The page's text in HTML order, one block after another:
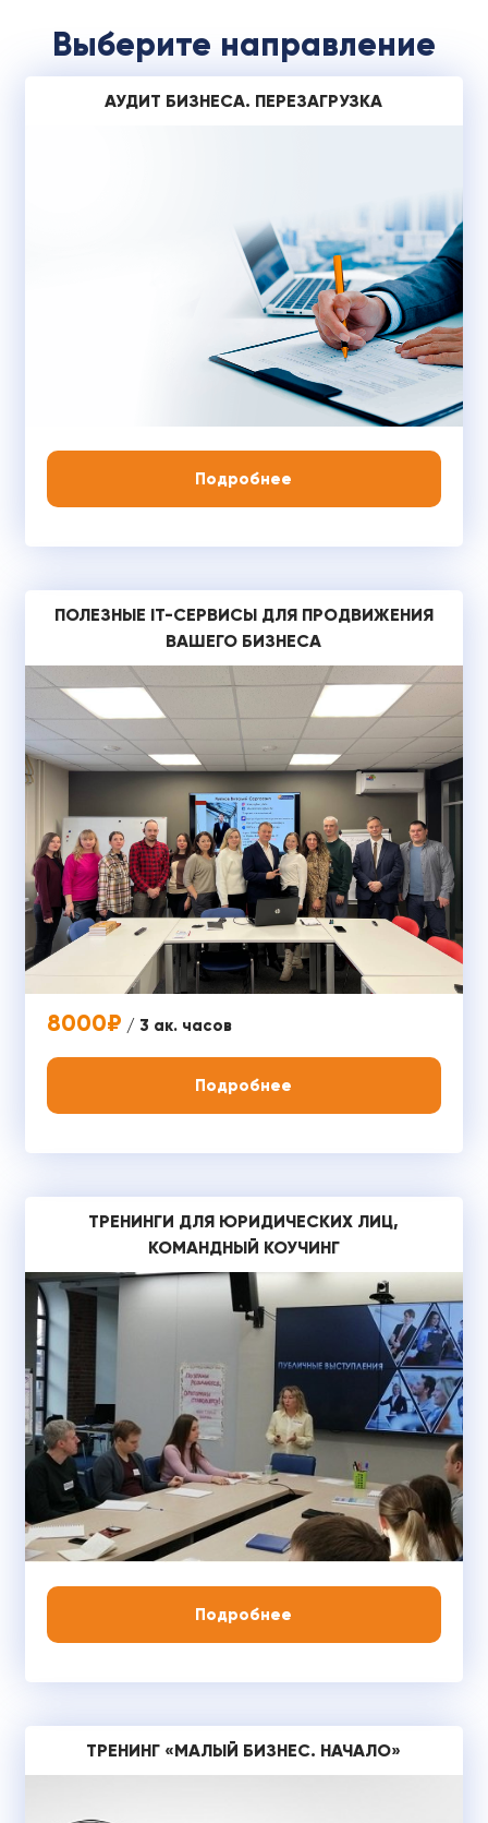
Выберите направление
АУДИТ БИЗНЕСА. ПЕРЕЗАГРУЗКА
Подробнее
ПОЛЕЗНЫЕ IT-СЕРВИСЫ ДЛЯ ПРОДВИЖЕНИЯ
ВАШЕГО БИЗНЕСА
8000₽ / 3 ак. часов
Подробнее
ТРЕНИНГИ ДЛЯ ЮРИДИЧЕСКИХ ЛИЦ,
КОМАНДНЫЙ КОУЧИНГ
Подробнее
ТРЕНИНГ «МАЛЫЙ БИЗНЕС. НАЧАЛО»